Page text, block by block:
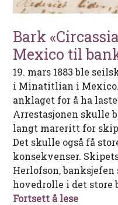
Bark
Mexico til
19. mars 1883 ble
i Minatitlian i
anklaget for å ha
Arrestasjonen skulle
langt mareritt for
Det skulle også få
konsekvenser.
Herlofson, banksjefen
hovedrolle i det
Fortsett å leseBark